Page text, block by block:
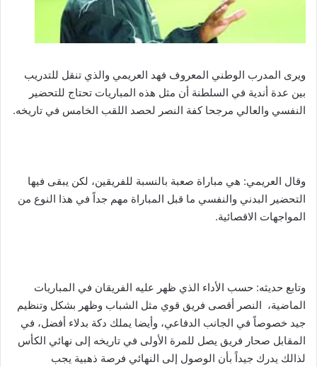
ويرى المدرب الوطني المعروف فهد العريمي والذي تنقل للتدريب
بين عدة أندية في السلطنة أن مثل هذه المباريات تحتاج للتحضير
النفسي والعالي مرجحا كفة النصر لحصد اللقب الخامس في تاريخه.
وقال العريمي: هي مباراة صعبة بالنسبة للفريقين، لكن يبقى فيها
التحضير البدني والنفسي ما قبل المباراة مهم جداً في هذا النوع من
المواجهات الاقصائية.
وتابع حديثه: حسب الأداء الذي ظهر عليه الفريقان في المباريات
الماضية، النصر أقصى فريق قوي مثل الشباب وظهر بشكل وتنظيم
جيد خصوصاً في الجانب الدفاعي، وأيضا يملك دكة بدلاء أفضل، في
المقابل صحار فريق يصل للمرة الأولى في تاريخه إلى نهائي الكأس
لذالك يدرك جيداً بأن الوصول إلى النهائي فرصة ذهبية يجب